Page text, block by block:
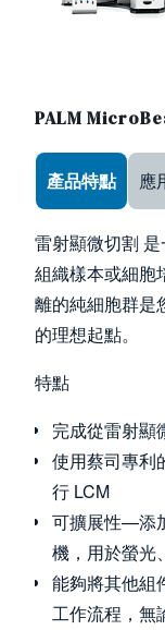
PALM
Use the arrow
產品特點 應
雷射顯微切割
組織樣本或細胞
離的純細胞群是
的理想起點。
特點
完成從雷射顯
使用蔡司專利
行 LCM
可擴展性—添
機，用於螢光
能夠將其他組
工作流程，無